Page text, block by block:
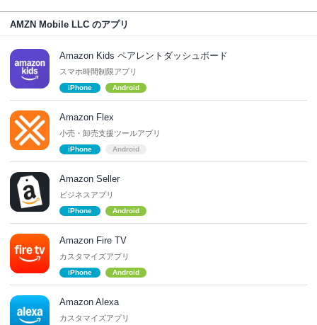
AMZN Mobile LLC のアプリ
Amazon Kids ペアレントダッシュボード
スマホ時間制限アプリ
iPhone Android
Amazon Flex
小売・卸売支援ツールアプリ
iPhone Android
Amazon Seller
ビジネスアプリ
iPhone Android
Amazon Fire TV
カスタマイズアプリ
iPhone Android
Amazon Alexa
カスタマイズアプリ